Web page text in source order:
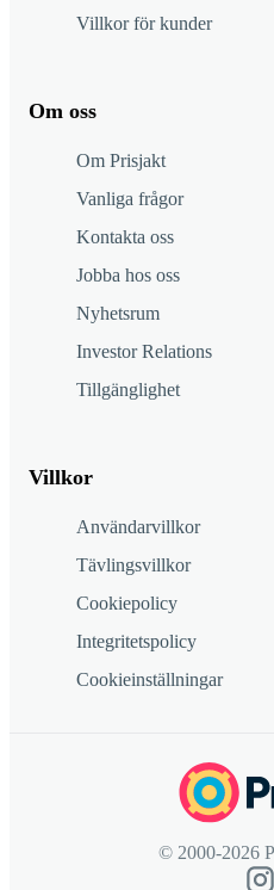
Villkor för kunder
Om oss
Om Prisjakt
Vanliga frågor
Kontakta oss
Jobba hos oss
Nyhetsrum
Investor Relations
Tillgänglighet
Villkor
Användarvillkor
Tävlingsvillkor
Cookiepolicy
Integritetspolicy
Cookieinställningar
© 2000-2026